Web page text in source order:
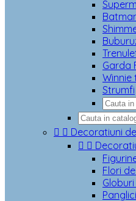
Garda
Winnie
Strumfi
  Decoratiuni
 
Flori